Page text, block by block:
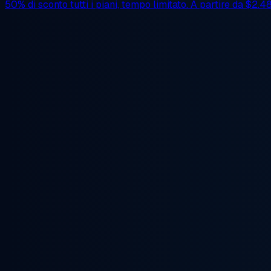
50% di sconto tutti i piani, tempo limitato. A partire da